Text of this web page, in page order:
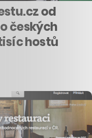
od
českých
hostů